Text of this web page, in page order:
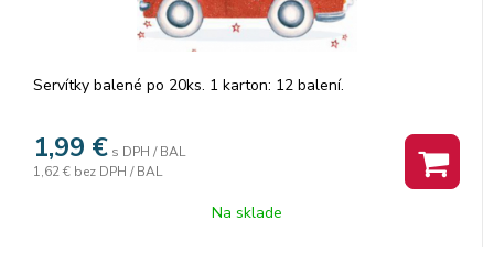
Servítky balené po 20ks. 1 karton: 12 balení.
1,99 € s DPH / BAL
1,62 € bez DPH / BAL
Na sklade